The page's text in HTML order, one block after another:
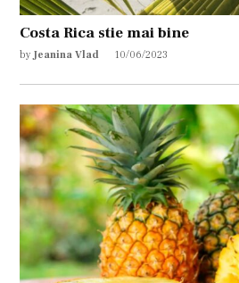
Costa Rica stie mai bine
by Jeanina Vlad 10/06/2023